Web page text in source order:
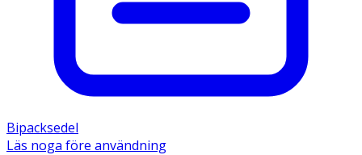
stearylheptanoat.
Bipacksedel
Läs noga före användning